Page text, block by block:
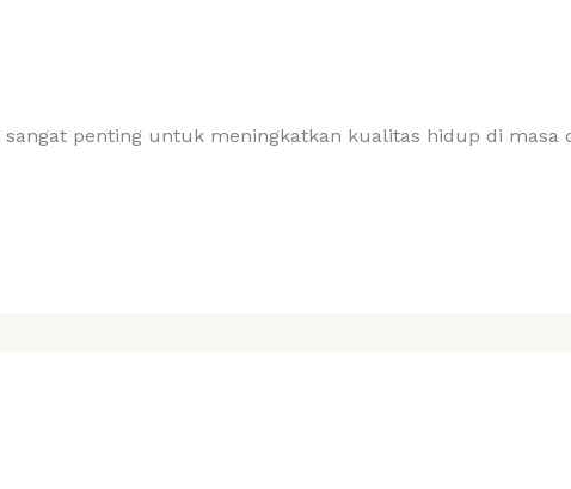
sangat penting untuk meningkatkan kualitas hidup di masa